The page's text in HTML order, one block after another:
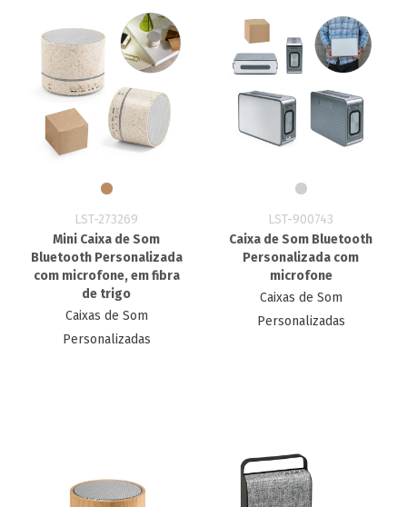
LST-273269
Mini Caixa de Som
Bluetooth Personalizada
com microfone, em fibra
de trigo
Caixas de Som
Personalizadas
LST-900743
Caixa de Som Bluetooth
Personalizada com
microfone
Caixas de Som
Personalizadas